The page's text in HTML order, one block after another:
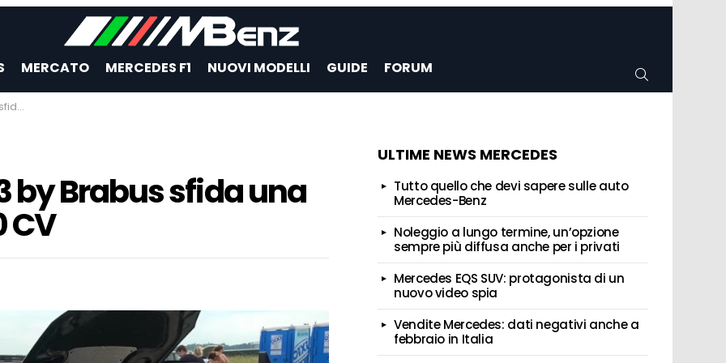
MERCATO MERCEDES F1 NUOVI MODELLI GUIDE FORUM
CV
by Brabus sfida una
CV
ULTIME NEWS MERCEDES
Tutto quello che devi sapere sulle auto
Mercedes-Benz
Noleggio a lungo termine, un’opzione
sempre più diffusa anche per i privati
Mercedes EQS SUV: protagonista di un
nuovo video spia
Vendite Mercedes: dati negativi anche a
febbraio in Italia